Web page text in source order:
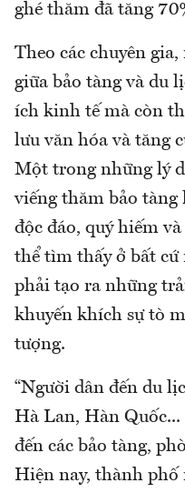
ghé thăm đã tăng
Theo các chuyên
giữa bảo tàng và du
ích kinh tế mà còn
lưu văn hóa và tăng
Một trong những lý
viếng thăm bảo tàng
độc đáo, quý hiếm
thể tìm thấy ở bất
phải tạo ra những
khuyến khích sự tò
tượng.
“Người dân đến du
Hà Lan, Hàn
đến các bảo tàng,
Hiện nay, thành phố